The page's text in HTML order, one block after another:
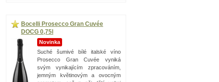
Bocelli Prosecco Gran Cuvée
DOCG 0,75l
Novinka
Suché šumivé bílé italské víno
Prosecco Gran Cuvée vyniká
svým vynikajícím zpracováním,
jemným květinovým a ovocným